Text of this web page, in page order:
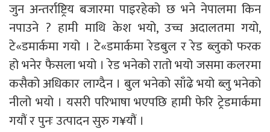
जुन अन्तर्राष्ट्रिय बजारमा पाइरहेको छ भने नेपालमा किन
नपाउने ? हामी माथि केश भयो, उच्च अदालतमा गयो,
टे«डमार्कमा गयो । टे«डमार्कमा रेडबुल र रेड ब्लुको फरक
हो भनेर फैसला भयो । रेड भनेको रातो भयो जसमा कलरमा
कसैको अधिकार लाग्दैन । बुल भनेको साँढे भयो ब्लु भनेको
नीलो भयो । यसरी परिभाषा भएपछि हामी फेरि ट्रेडमार्कमा
गयौं र पुनः उत्पादन सुरु ग¥यौं ।